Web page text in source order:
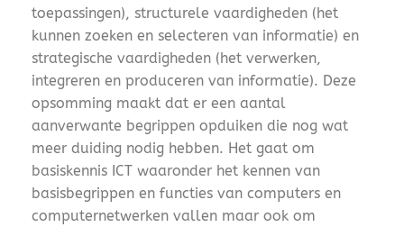
toepassingen), structurele vaardigheden (het
kunnen zoeken en selecteren van informatie) en
strategische vaardigheden (het verwerken,
integreren en produceren van informatie). Deze
opsomming maakt dat er een aantal
aanverwante begrippen opduiken die nog wat
meer duiding nodig hebben. Het gaat om
basiskennis ICT waaronder het kennen van
basisbegrippen en functies van computers en
computernetwerken vallen maar ook om